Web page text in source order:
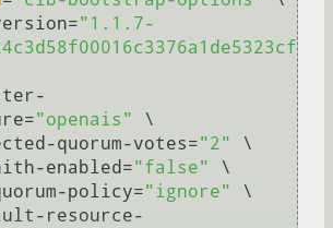
dc-version=
"1.1.7-
"openais"
\
expected-quorum-votes=
"2"
\
stonith-enabled=
"false"
\
no-quorum-policy=
"ignore"
\